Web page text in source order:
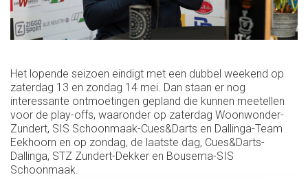
Het lopende seizoen eindigt met een dubbel weekend op
zaterdag 13 en zondag 14 mei. Dan staan er nog
interessante ontmoetingen gepland die kunnen meetellen
voor de play-offs, waaronder op zaterdag Woonwonder-
Zundert, SIS Schoonmaak-Cues&Darts en Dallinga-Team
Eekhoorn en op zondag, de laatste dag, Cues&Darts-
Dallinga, STZ Zundert-Dekker en Bousema-SIS
Schoonmaak.